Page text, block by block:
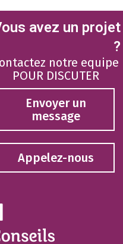
avez un projet
?
notre equipe
POUR DISCUTER
Envoyer un
message
Appelez-nous